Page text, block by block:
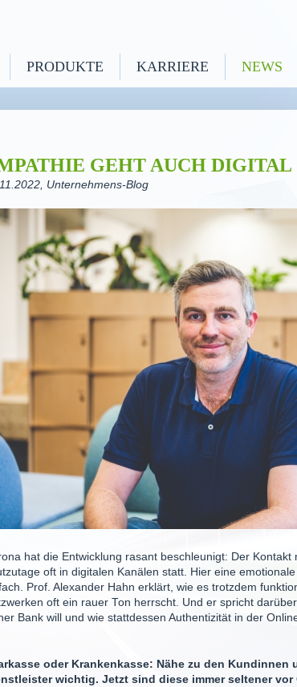
PRODUKTE KARRIERE NEWS
GEHT AUCH DIGITAL
, Unternehmens-Blog
hat die Entwicklung rasant beschleunigt: Der Kontakt
oft in digitalen Kanälen statt. Hier eine
Prof. Alexander Hahn erklärt, wie es trotzdem
oft ein rauer Ton herrscht. Und er spricht
Bank will und wie stattdessen Authentizität in der
oder Krankenkasse: Nähe zu den Kundinnen
wichtig. Jetzt sind diese immer seltener